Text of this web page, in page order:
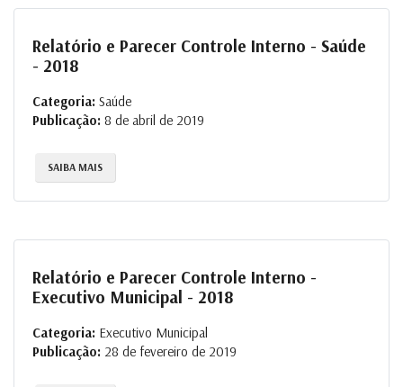
Relatório e Parecer Controle Interno - Saúde
- 2018
Categoria: Saúde
Publicação: 8 de abril de 2019
SAIBA MAIS
Relatório e Parecer Controle Interno -
Executivo Municipal - 2018
Categoria: Executivo Municipal
Publicação: 28 de fevereiro de 2019